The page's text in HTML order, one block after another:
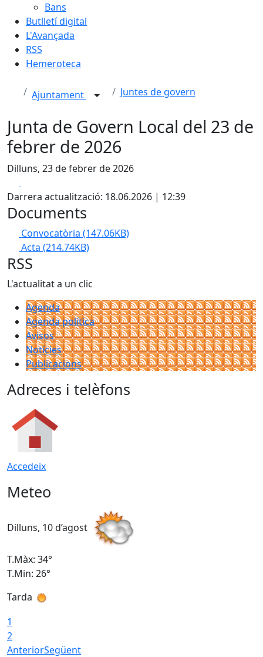
Bans
Butlletí digital
L'Avançada
RSS
Hemeroteca
Ajuntament Juntes de govern
Junta de Govern Local del 23 de
febrer de 2026
Dilluns, 23 de febrer de 2026
Darrera actualització: 18.06.2026 | 12:39
Documents
Convocatòria (147.06KB)
Acta (214.74KB)
RSS
L'actualitat a un clic
Agenda
Agenda política
Avisos
Notícies
Publicacions
Adreces i telèfons
Accedeix
Meteo
Dilluns, 10 d’agost
T.Màx: 34°
T.Min: 26°
Tarda
1
2
AnteriorSegüent